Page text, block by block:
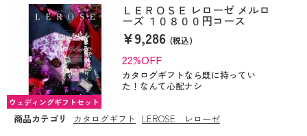
ウェディングギフトセット
ＬＥＲＯＳＥ レローゼ メルロ
ーズ １０８００円コース
¥9,286(税込)
22%OFF
カタログギフトなら既に持ってい
た！なんて心配ナシ
商品カテゴリ カタログギフト LEROSE レローゼ